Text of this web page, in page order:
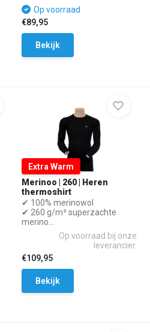
Op voorraad
€89,95
Bekijk
Extra Warm
Merinoo | 260 | Heren
thermoshirt
✔ 100% merinowol
✔ 260 g/m² superzachte
merino...
Op voorraad bij onze
leverancier.
€109,95
Bekijk